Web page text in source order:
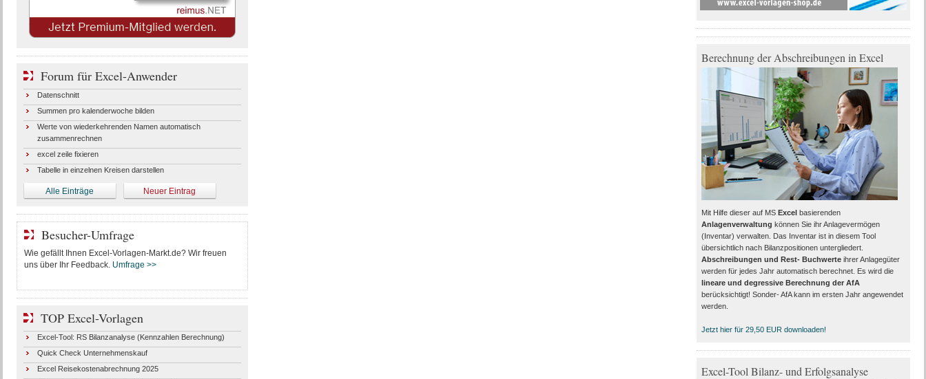
Forum für Excel-Anwender
Datenschnitt
Summen pro kalenderwoche bilden
Werte von wiederkehrenden Namen automatisch
zusammenrechnen
excel zeile fixieren
Tabelle in einzelnen Kreisen darstellen
Alle Einträge Neuer Eintrag
Besucher-Umfrage
Wie gefällt Ihnen Excel-Vorlagen-Markt.de? Wir freuen
uns über Ihr Feedback. Umfrage >>
TOP Excel-Vorlagen
Excel-Tool: RS Bilanzanalyse (Kennzahlen Berechnung)
Quick Check Unternehmenskauf
Excel Reisekostenabrechnung 2025
Berechnung der Abschreibungen in Excel
Mit Hilfe dieser auf MS Excelbasierenden
Anlagenverwaltung können Sie ihr Anlagevermögen
(Inventar) verwalten. Das Inventar ist in diesem Tool
übersichtlich nach Bilanzpositionen untergliedert.
Abschreibungen und Rest- Buchwerteihrer Anlagegüter
werden für jedes Jahr automatisch berechnet. Es wird die
lineare und degressive Berechnung der AfA
berücksichtigt! Sonder- AfA kann im ersten Jahr angewendet
werden.
Jetzt hier für 29,50 EUR downloaden!
Excel-Tool Bilanz- und Erfolgsanalyse